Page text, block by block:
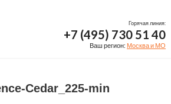
Горячая линия:
+7 (495) 730 51 40
Ваш регион: Москва и МО
Cedar_225-min